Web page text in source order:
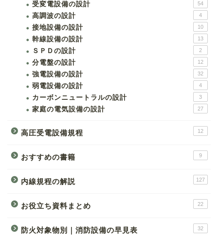
受変電設備の設計 54
高調波の設計 4
接地設備の設計 10
幹線設備の設計 13
ＳＰＤの設計 2
分電盤の設計 12
強電設備の設計 32
弱電設備の設計 4
カーボンニュートラルの設計 3
家庭の電気設備の設計 27
高圧受電設備規程 12
おすすめの書籍 9
内線規程の解説 127
お役立ち資料まとめ 22
防火対象物別｜消防設備の早見表 32